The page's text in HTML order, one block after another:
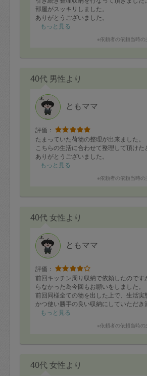
部屋がスッキリしました。
ありがとうございました。
もっと見る
※依頼者の依頼当時の
40代 男性より
ともママ
評価：
たまっていた荷物の整理が出来ました。
こちらの生活に合わせて整理して頂けた
ありがとうございました。
もっと見る
※依頼者の依頼当時の
40代 女性より
ともママ
評価：
前回キッチン周り収納で依頼したのです
らなかった為今回もお願いをしました。
前回同様全ての物を出した上で、生活実
かつ使い勝手の良い収納にしていただき
す。
時間が余った為、洗面所下収納の見直
ました。今後の参考にさせていただこう
もっと見る
※依頼者の依頼当時の
40代 女性より